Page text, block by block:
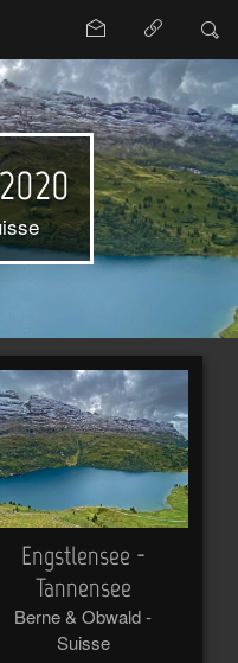
Engstlensee -
Tannensee
Berne & Obwald -
Suisse